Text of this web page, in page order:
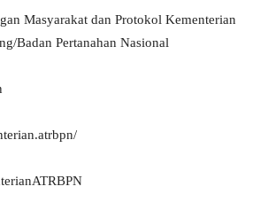
Masyarakat dan Protokol Kementerian
Badan Pertanahan Nasional